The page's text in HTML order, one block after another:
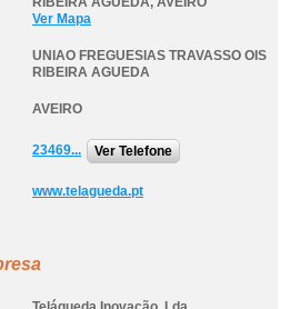
Ver Mapa
UNIAO FREGUESIAS TRAVASSO OIS
RIBEIRA AGUEDA
AVEIRO
23469... Ver Telefone
www.telagueda.pt